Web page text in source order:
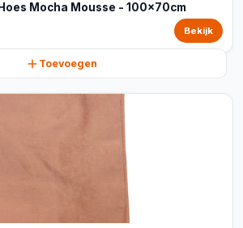
Mocha Mousse - 100x70cm
Bekijk
Toevoegen